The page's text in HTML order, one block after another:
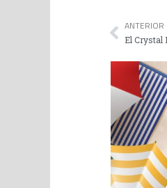
ANTERIOR